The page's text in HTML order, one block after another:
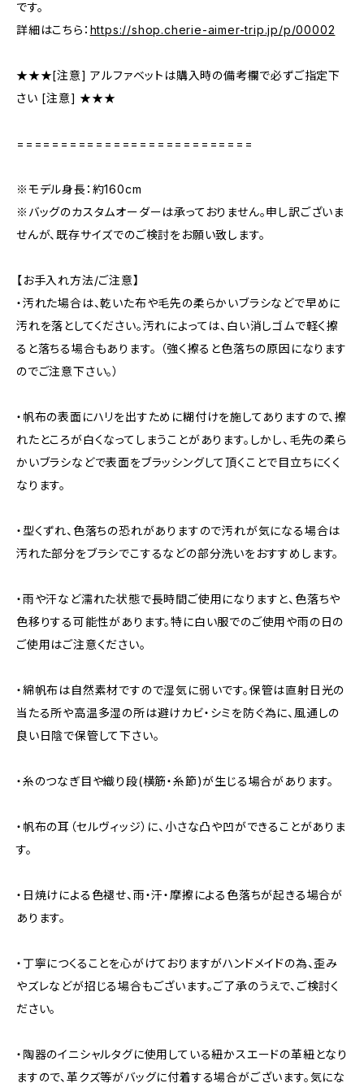
です。
詳細はこちら： https://shop.cherie-aimer-trip.jp/p/00002
★★★[注意] アルファベットは購入時の備考欄で必ずご指定下
さい [注意] ★★★
===========================
※モデル身長：約160cm
※バッグのカスタムオーダーは承っておりません。申し訳ございま
せんが、既存サイズでのご検討をお願い致します。
【お手入れ方法/ご注意】
・汚れた場合は、乾いた布や毛先の柔らかいブラシなどで早めに
汚れを落としてください。汚れによっては、白い消しゴムで軽く擦
ると落ちる場合もあります。 （強く擦ると色落ちの原因になります
のでご注意下さい。）
・帆布の表面にハリを出すために糊付けを施してありますので、擦
れたところが白くなってしまうことがあります。しかし、毛先の柔ら
かいブラシなどで表面をブラッシングして頂くことで目立ちにくく
なります。
・型くずれ、色落ちの恐れがありますので汚れが気になる場合は
汚れた部分をブラシでこするなどの部分洗いをおすすめします。
・雨や汗など濡れた状態で長時間ご使用になりますと、色落ちや
色移りする可能性があります。特に白い服でのご使用や雨の日の
ご使用はご注意ください。
・綿帆布は自然素材ですので湿気に弱いです。保管は直射日光の
当たる所や高温多湿の所は避けカビ・シミを防ぐ為に、風通しの
良い日陰で保管して下さい。
・糸のつなぎ目や織り段(横筋・糸節)が生じる場合があります。
・帆布の耳（セルヴィッジ）に、小さな凸や凹ができることがありま
す。
・日焼けによる色褪せ、雨・汗・摩擦による色落ちが起きる場合が
あります。
・丁寧につくることを心がけておりますがハンドメイドの為、歪み
やズレなどが招じる場合もございます。ご了承のうえで、ご検討く
ださい。
・陶器のイニシャルタグに使用している紐かスエードの革紐となり
ますので、革クズ等がバッグに付着する場合がございます。気にな